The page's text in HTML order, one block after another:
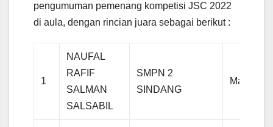
pengumuman pemenang kompetisi JSC 2022
di aula, dengan rincian juara sebagai berikut :
1
NAUFAL
RAFIF
SALMAN
SALSABIL
SMPN 2
SINDANG